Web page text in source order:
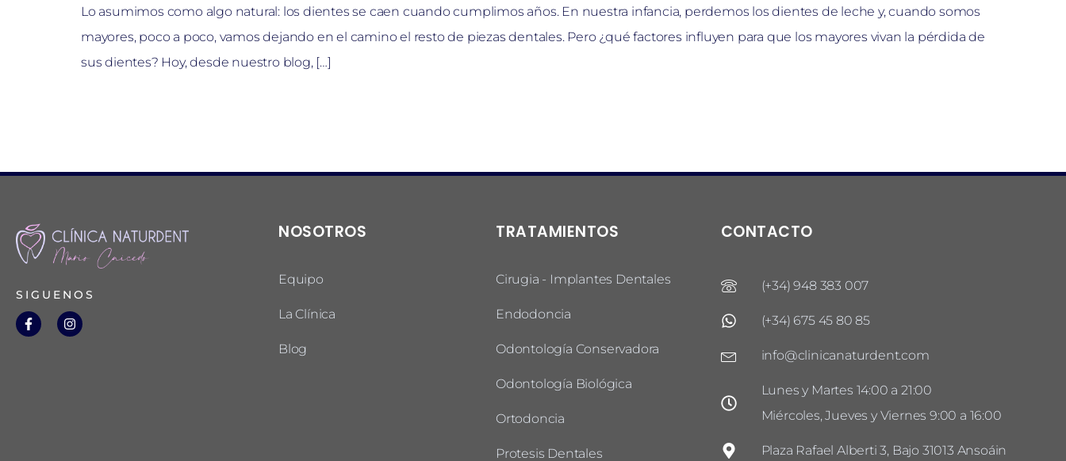
Lo asumimos como algo natural: los dientes se caen cuando cumplimos años. En nuestra infancia, perdemos los dientes de leche y, cuando somos
mayores, poco a poco, vamos dejando en el camino el resto de piezas dentales. Pero ¿qué factores influyen para que los mayores vivan la pérdida de
sus dientes? Hoy, desde nuestro blog, […]
SIGUENOS
NOSOTROS
Equipo
La Clínica
Blog
TRATAMIENTOS
Cirugia - Implantes Dentales
Endodoncia
Odontología Conservadora
Odontología Biológica
Ortodoncia
Protesis Dentales
CONTACTO
(+34) 948 383 007
(+34) 675 45 80 85
info@clinicanaturdent.com
Lunes y Martes 14:00 a 21:00
Miércoles, Jueves y Viernes 9:00 a 16:00
Plaza Rafael Alberti 3, Bajo 31013 Ansoáin